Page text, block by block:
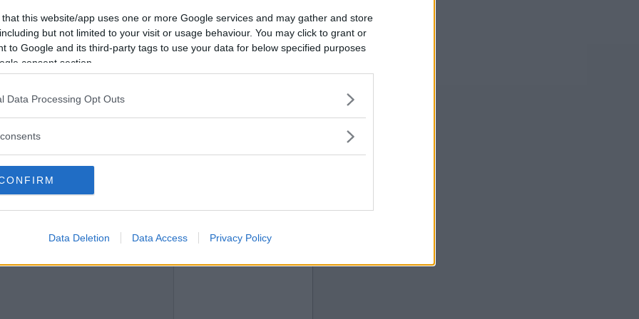
that this website/app uses one or more Google services and may gather and store
but not limited to your visit or usage behaviour. You may click to grant or
to Google and its third-party tags to use your data for below specified purposes
consent section.
Data Processing Opt Outs
Data Deletion Data Access Privacy Policy
på trädgårdsplantor?
2008-09-03 16:51
Vill du bli
medlem?